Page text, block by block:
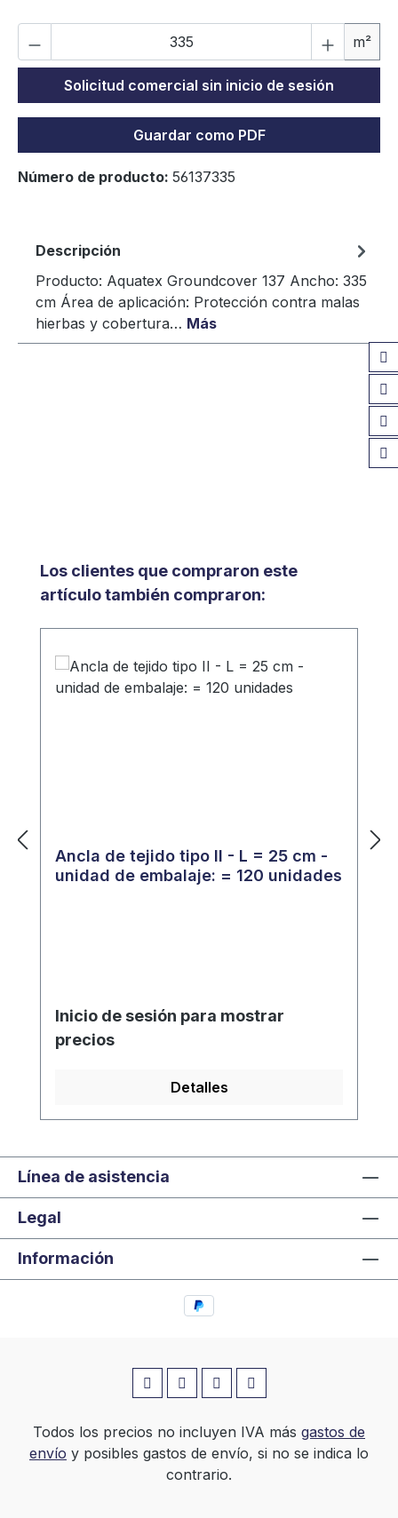
m²
Solicitud comercial sin inicio de sesión
Guardar como PDF
Número de producto: 56137335
Descripción
Producto: Aquatex Groundcover 137 Ancho: 335
cm Área de aplicación: Protección contra malas
hierbas y cobertura… Más
Omitir la galería de productos
Los clientes que compraron este
artículo también compraron:
Ancla de tejido tipo II - L = 25 cm -
unidad de embalaje: = 120 unidades
Inicio de sesión para mostrar
precios
Detalles
Línea de asistencia
Legal
Información
Todos los precios no incluyen IVA más gastos de
envío y posibles gastos de envío, si no se indica lo
contrario.